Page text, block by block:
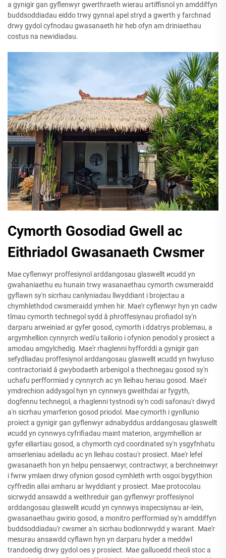
a gynigir gan gyflenwyr gwerthraeth wierau artiffisnol yn amddiffyn
buddsoddiadau eiddo trwy gynnal apel stryd a gwerth y farchnad
drwy gydol cyfnodau gwasanaeth hir heb ofyn am driniaethau
costus na newidiadau.
Cymorth Gosodiad Gwell ac
Eithriadol Gwasanaeth Cwsmer
Mae cyflenwyr proffesiynol arddangosau glaswellt исudd yn
gwahaniaethu eu hunain trwy wasanaethau cymorth cwsmeraidd
gyflawn sy'n sicrhau canlyniadau llwyddiant i brojectau a
chymhlethdod cwsmeraidd ymhen hir. Mae'r cyflenwyr hyn yn cadw
tîmau cymorth technegol sydd â phroffesiynau profiadol sy'n
darparu arweiniad ar gyfer gosod, cymorth i ddatrys problemau, a
argymhellion cynnyrch wedi'u tailorio i ofynion penodol y prosiect a
amodau amgylchedig. Mae'r rhaglenni hyfforddi a gynigir gan
sefydliadau proffesiynol arddangosau glaswellt исudd yn hwyluso
contractoriaid â gwybodaeth arbenigol a thechnegau gosod sy'n
uchafu perfformiad y cynnyrch ac yn lleihau heriau gosod. Mae'r
ymdrechion addysgol hyn yn cynnwys gweithdai ar fygyth,
dogfennu technegol, a rhaglenni tystnodi sy'n codi safonau'r diwyd
a'n sicrhau ymarferion gosod priodol. Mae cymorth i gynllunio
proiect a gynigir gan gyflenwyr adnabyddus arddangosau glaswellt
исudd yn cynnwys cyfrifiadau maint materion, argymhellion ar
gyfer eiliartiau gosod, a chymorth cyd coordinated sy'n ysgyfnhatu
amserleniau adeiladu ac yn lleihau costau'r prosiect. Mae'r lefel
gwasanaeth hon yn helpu pensaerwyr, contractwyr, a berchneinwyr
i fwrw ymlaen drwy ofynion gosod cymhleth wrth osgoi bygythion
cyffredin allai amharu ar lwyddiant y prosiect. Mae protocolau
sicrwydd ansawdd a weithreduir gan gyflenwyr proffesiynol
arddangosau glaswellt исudd yn cynnwys inspecsiynau ar-lein,
gwasanaethau gwirio gosod, a monitro perfformiad sy'n amddiffyn
buddsoddiadau'r cwsmer a'n sicrhau bodlonrwydd y warant. Mae'r
mesurau ansawdd cyflawn hyn yn darparu hyder a meddwl
trandoedig drwy gydol oes y prosiect. Mae galluoedd rheoli stoc a